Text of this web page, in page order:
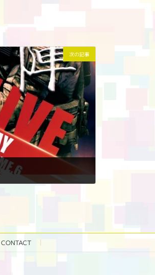
次の記事
CONTACT